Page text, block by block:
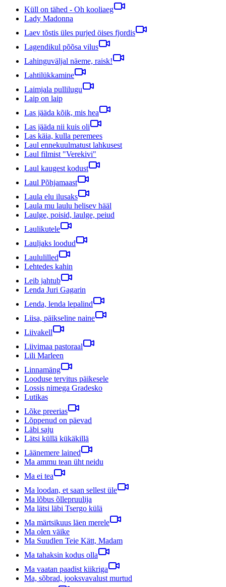
Küll on tähed - Oh kooliaeg
Lady Madonna
Laev tõstis üles purjed öises fjordis
Lagendikul põõsa vilus
Lahinguväljal näeme, raisk!
Lahtilükkamine
Laimjala pullilugu
Laip on laip
Las jääda kõik, mis hea
Las jääda nii kuis oli
Las käia, kulla peremees
Laul ennekuulmatust lahkusest
Laul filmist "Verekivi"
Laul kaugest kodust
Laul Põhjamaast
Laula elu ilusaks
Laula mu laulu helisev hääl
Laulge, poisid, laulge, peiud
Laulikutele
Lauljaks loodud
Laululilled
Lehtedes kahin
Leib jahtub
Lenda Juri Gagarin
Lenda, lenda lepalind
Liisa, päikseline naine
Liivakell
Liivimaa pastoraal
Lili Marleen
Linnamäng
Looduse tervitus päikesele
Lossis nimega Gradesko
Lutikas
Lõke preerias
Lõppenud on päevad
Läbi saju
Lätsi küllä kükäkillä
Läänemere lained
Ma ammu tean üht neidu
Ma ei tea
Ma loodan, et saan sellest üle
Ma lõbus õllepruulija
Ma lätsi läbi Tsergo külä
Ma märtsikuus läen merele
Ma olen väike
Ma Suudlen Teie Kätt, Madam
Ma tahaksin kodus olla
Ma vaatan paadist kiikriga
Ma, sõbrad, jooksvavalust murtud